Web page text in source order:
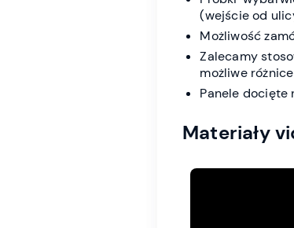
(wejście od
Możliwość
Zalecamy
możliwe
Panele docięte
Materiały